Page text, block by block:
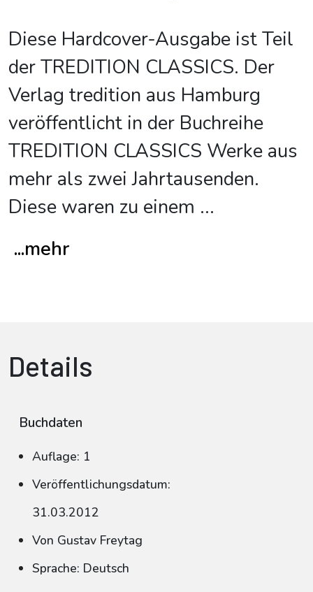
Diese Hardcover-Ausgabe ist Teil
der TREDITION CLASSICS. Der
Verlag tredition aus Hamburg
veröffentlicht in der Buchreihe
TREDITION CLASSICS Werke aus
mehr als zwei Jahrtausenden.
Diese waren zu einem ...
...mehr
Details
Buchdaten
Auflage: 1
Veröffentlichungsdatum:
31.03.2012
Von Gustav Freytag
Sprache: Deutsch